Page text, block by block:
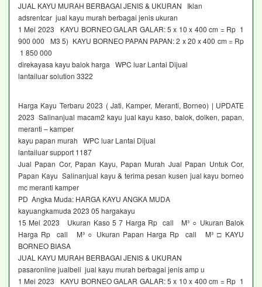
JUAL KAYU MURAH BERBAGAI JENIS & UKURAN Iklan
adsrentcar jual kayu murah berbagai jenis ukuran
1 Mei 2023 KAYU BORNEO GALAR GALAR: 5 x 10 x 400 cm = Rp 1
900 000 M3 5) KAYU BORNEO PAPAN PAPAN: 2 x 20 x 400 cm = Rp
1 850 000
direkayasa kayu balok harga WPC luar Lantai Dijual
lantailuar solution 3322
Harga Kayu Terbaru 2023 ( Jati, Kamper, Meranti, Borneo) | UPDATE
2023 Salinanjual macam2 kayu jual kayu kaso, balok, dolken, papan,
meranti – kamper
kayu papan murah WPC luar Lantai Dijual
lantailuar support 1187
Jual Papan Cor, Papan Kayu, Papan Murah Jual Papan Untuk Cor,
Papan Kayu Salinanjual kayu & terima pesan kusen jual kayu borneo
mc meranti kamper
PD Angka Muda: HARGA KAYU ANGKA MUDA
kayuangkamuda 2023 05 hargakayu
15 Mei 2023 Ukuran Kaso 5 7 Harga Rp call M³ ○ Ukuran Balok
Harga Rp call M³ ○ Ukuran Papan Harga Rp call M³ □ KAYU
BORNEO BIASA
JUAL KAYU MURAH BERBAGAI JENIS & UKURAN
pasaronline jualbeli jual kayu murah berbagai jenis amp u
1 Mei 2023 KAYU BORNEO GALAR GALAR: 5 x 10 x 400 cm = Rp 1